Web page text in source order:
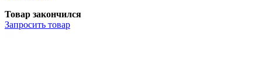
Товар закончился
Запросить товар